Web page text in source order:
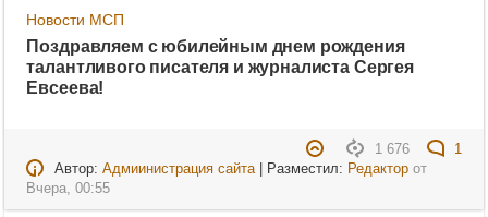
Новости МСП
Поздравляем с юбилейным днем рождения
талантливого писателя и журналиста Сергея
Евсеева!
1 676
1
Автор: Адмиинистрация сайта| Разместил: Редакторот
Вчера, 00:55